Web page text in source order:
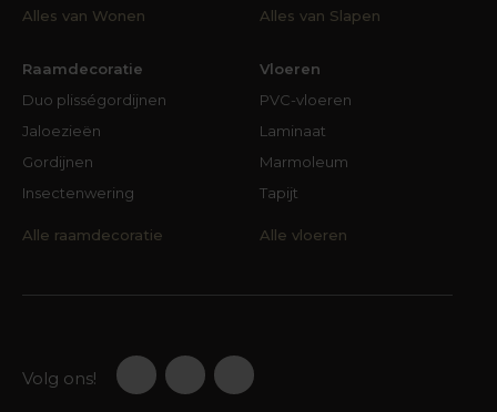
Alles van Wonen Alles van Slapen
Raamdecoratie
Duo plisségordijnen
Jaloezieën
Gordijnen
Insectenwering
Alle raamdecoratie
Vloeren
PVC-vloeren
Laminaat
Marmoleum
Tapijt
Alle vloeren
Volg ons!